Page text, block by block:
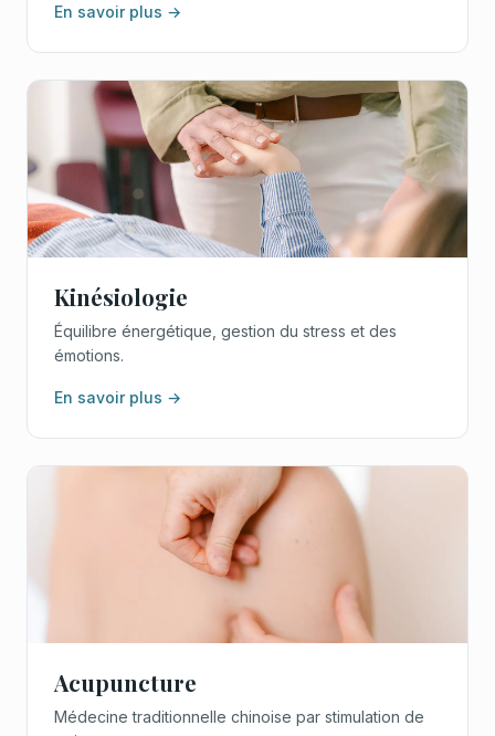
En savoir plus →
Kinésiologie
Équilibre énergétique, gestion du stress et des
émotions.
En savoir plus →
Acupuncture
Médecine traditionnelle chinoise par stimulation de